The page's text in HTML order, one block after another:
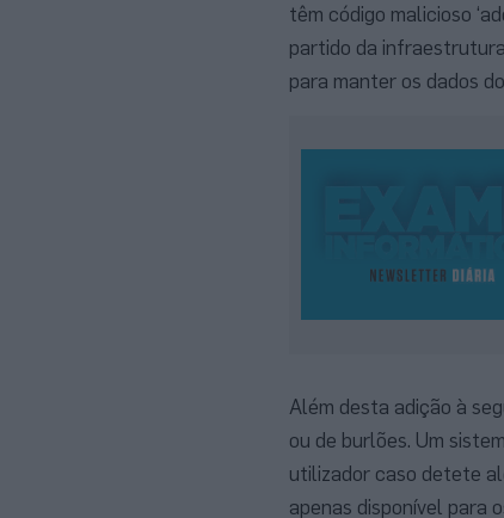
têm código malicioso
partido da
para manter os dados
Além desta adição à
ou de burlões. Um
utilizador caso detete
apenas disponível para